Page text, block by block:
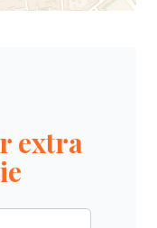
extra